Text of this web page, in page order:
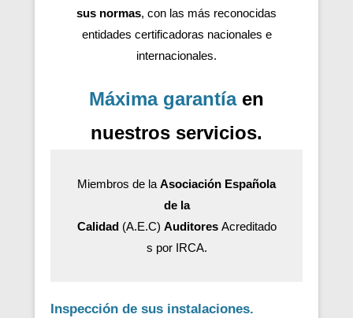
sus normas, con las más reconocidas
entidades certificadoras nacionales e
internacionales.
Máxima garantíaen
nuestros servicios.
Miembros de la Asociación Española
de la
Calidad(A.E.C) AuditoresAcreditado
s por IRCA.
Inspección de sus instalaciones.